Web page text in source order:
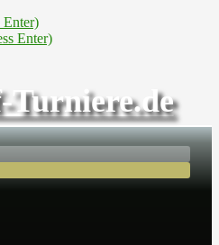
Enter)
Enter)
Turniere.de